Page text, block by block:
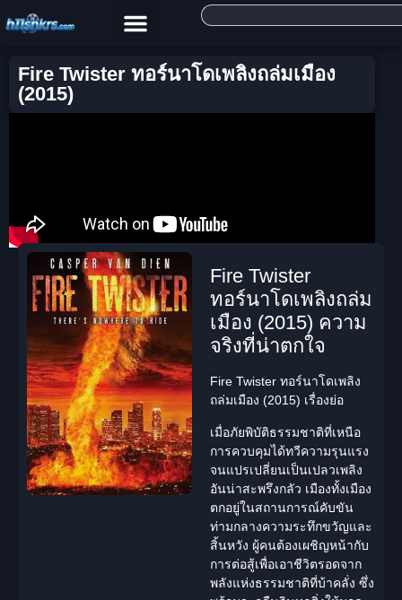
Fire Twister ทอร์นาโดเพลิงถล่มเมือง
(2015)
Fire Twister
ทอร์นาโดเพลิงถล่ม
เมือง (2015) ความ
จริงที่น่าตกใจ
Fire Twister ทอร์นาโดเพลิง
ถล่มเมือง (2015) เรื่องย่อ
เมื่อภัยพิบัติธรรมชาติที่เหนือ
การควบคุมได้ทวีความรุนแรง
จนแปรเปลี่ยนเป็นเปลวเพลิง
อันน่าสะพรึงกลัว เมืองทั้งเมือง
ตกอยู่ในสถานการณ์คับขัน
ท่ามกลางความระทึกขวัญและ
สิ้นหวัง ผู้คนต้องเผชิญหน้ากับ
การต่อสู้เพื่อเอาชีวิตรอดจาก
พลังแห่งธรรมชาติที่บ้าคลั่ง ซึ่ง